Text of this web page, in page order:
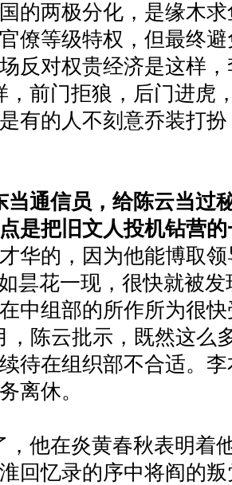
的两极分化，是缘木
僚等级特权，但最终
反对权贵经济是这样
，前门拒狼，后门进虎
有的人不刻意乔装打
当通信员，给陈云当过
是把旧文人投机钻营
华的，因为他能博取
昙花一现，很快就被
中组部的所作所为很
，陈云批示，既然这么
待在组织部不合适。
离休。
，他在炎黄春秋表明着
回忆录的序中将阎的叛